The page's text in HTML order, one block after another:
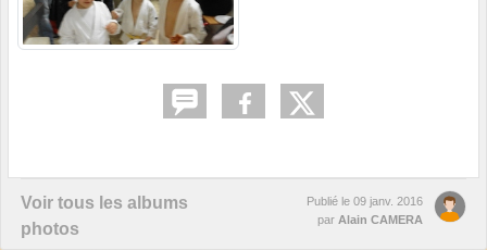
Voir tous les albums
photos
Publié le 09 janv. 2016
par Alain CAMERA